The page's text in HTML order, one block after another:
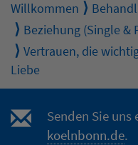
Willkommen
Beziehung (Single &
Vertrauen, die
Liebe
Senden Sie uns
koelnbonn.de.